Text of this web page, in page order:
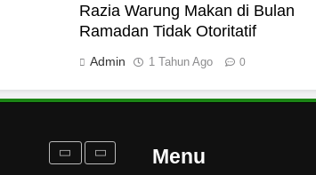
Razia Warung Makan di Bulan
Ramadan Tidak Otoritatif
Admin 1 Tahun Ago 0
Kekerasan
Menu